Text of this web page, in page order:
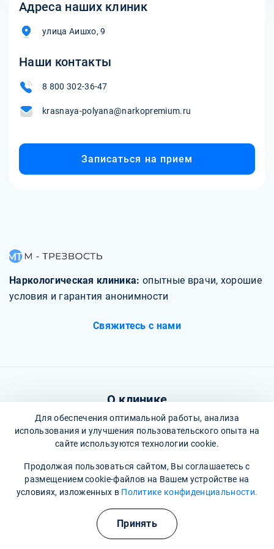
Адреса наших клиник
улица Аишхо, 9
Наши контакты
8 800 302-36-47
krasnaya-polyana@narkopremium.ru
Записаться на прием
Наркологическая клиника: опытные врачи, хорошие
условия и гарантия анонимности
Свяжитесь с нами
О клинике
Фотогалерея
Вопрос - ответ
Карта сайта
Политика конфиденциальности
Полезные курсы
Для обеспечения оптимальной работы, анализа
использования и улучшения пользовательского опыта на
сайте используются технологии cookie.
Продолжая пользоваться сайтом, Вы соглашаетесь с
размещением cookie-файлов на Вашем устройстве на
условиях, изложенных в Политике конфиденциальности.
Принять